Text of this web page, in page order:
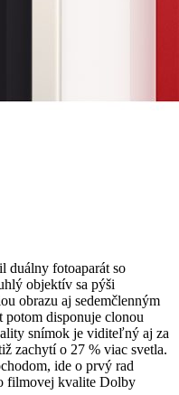
duálny fotoaparát so
objektív sa pýši
obrazu aj sedemčlenným
disponuje clonou
snímok je viditeľný aj za
zachytí o 27 % viac svetla.
ide o prvý rad
filmovej kvalite Dolby